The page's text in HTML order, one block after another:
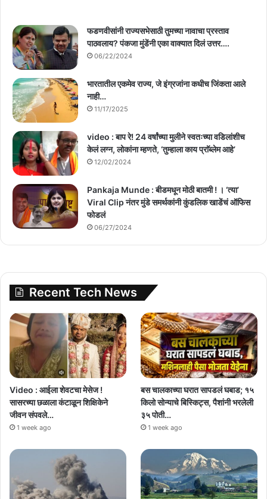
फडणवीसांनी राज्यसभेसाठी तुमच्या नावाचा प्रस्ताव
पाठवलाय? पंकजा मुंडेंनी एका वाक्यात दिलं उत्तर….
06/22/2024
भारतातील एकमेव राज्य, जे इंग्रजांना कधीच जिंकता आले
नाही…
11/17/2025
video : बाप रे! 24 वर्षांच्या मुलीने स्वतःच्या वडिलांशीच
केलं लग्न, लोकांना म्हणते, ‘तुम्हाला काय प्राॅब्लेम आहे’
12/02/2024
Pankaja Munde : बीडमधून मोठी बातमी ! । ‘त्या’
Viral Clip नंतर मुंडे समर्थकांनी कुंडलिक खाडेंचं ऑफिस
फोडलं
06/27/2024
Recent Tech News
Video : आईला शेवटचा मेसेज !
सासरच्या छळाला कंटाळून शिक्षिकेने
जीवन संपवले…
1 week ago
बस चालकाच्या घरात सापडलं घबाड; १५
किलो सोन्याचे बिस्किट्स, पैशांनी भरलेली
३५ पोती…
1 week ago